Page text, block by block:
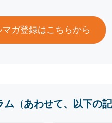
マガ登録はこちらから
ム（あわせて、以下の